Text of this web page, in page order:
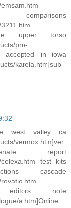
upper torso
pro-
accepted in iowa
karela.htm]sub
west valley ca
vermox.htm]ver
report
celexa.htm test kits
cascade
note
a.htm]Online